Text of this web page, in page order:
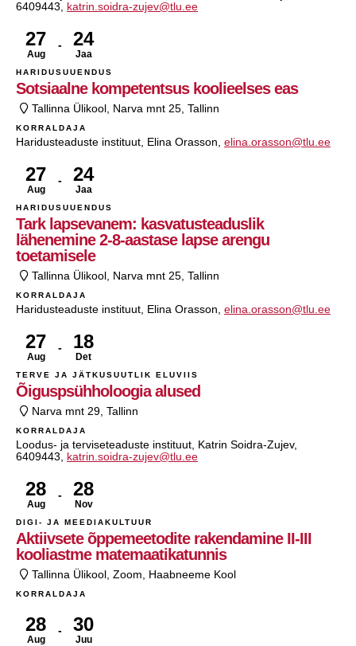
6409443, katrin.soidra-zujev@tlu.ee
27
Aug
24
Jaa
HARIDUSUUENDUS
Sotsiaalne kompetentsus koolieelses eas
Tallinna Ülikool, Narva mnt 25, Tallinn
KORRALDAJA
Haridusteaduste instituut, Elina Orasson, elina.orasson@tlu.ee
27
Aug
24
Jaa
HARIDUSUUENDUS
Tark lapsevanem: kasvatusteaduslik
lähenemine 2-8-aastase lapse arengu
toetamisele
Tallinna Ülikool, Narva mnt 25, Tallinn
KORRALDAJA
Haridusteaduste instituut, Elina Orasson, elina.orasson@tlu.ee
27
Aug
18
Det
TERVE JA JÄTKUSUUTLIK ELUVIIS
Õiguspsühholoogia alused
Narva mnt 29, Tallinn
KORRALDAJA
Loodus- ja terviseteaduste instituut, Katrin Soidra-Zujev,
6409443, katrin.soidra-zujev@tlu.ee
28
Aug
28
Nov
DIGI- JA MEEDIAKULTUUR
Aktiivsete õppemeetodite rakendamine II-III
kooliastme matemaatikatunnis
Tallinna Ülikool, Zoom, Haabneeme Kool
KORRALDAJA
28
Aug
30
Juu